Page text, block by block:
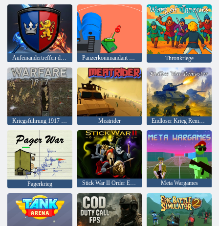
Aufeinandertreffen der Reiche Panzerkommandant 3D Army Rush! Thronkriege
Meatrider
Pagerkrieg Stick War II Order Empire Meta Wargames